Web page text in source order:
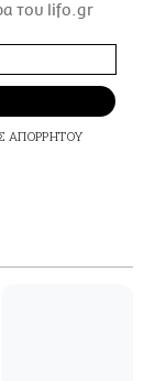
του lifo.gr
ΑΠΟΡΡΗΤΟΥ